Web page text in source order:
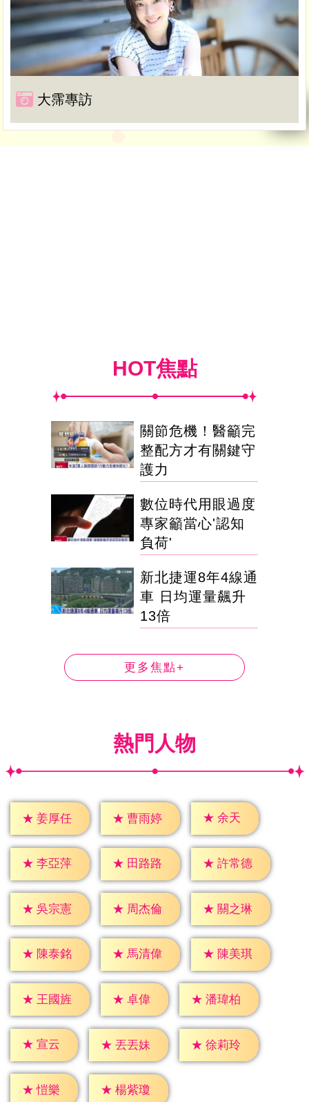
大霈專訪
HOT焦點
關節危機！醫籲完
整配方才有關鍵守
護力
數位時代用眼過度
專家籲當心'認知
負荷'
新北捷運8年4線通
車 日均運量飆升
13倍
更多焦點+
熱門人物
★ 姜厚任 ★ 曹雨婷 ★ 余天
★ 李亞萍 ★ 田路路 ★ 許常德
★ 吳宗憲 ★ 周杰倫 ★ 關之琳
★ 陳泰銘 ★ 馬清偉 ★ 陳美琪
★ 王國旌 ★ 卓偉 ★ 潘瑋柏
★ 宣云 ★ 丟丟妹 ★ 徐莉玲
★ 愷樂 ★ 楊紫瓊